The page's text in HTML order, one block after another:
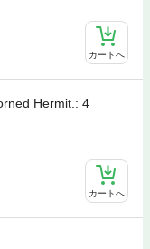
カートへ
Hermit.: 4
カートへ